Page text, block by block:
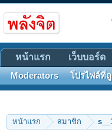
หน้าแรก สมาชิก
หน้าแรก เว็บบอร์ด
Moderators โปรไฟล์ที่